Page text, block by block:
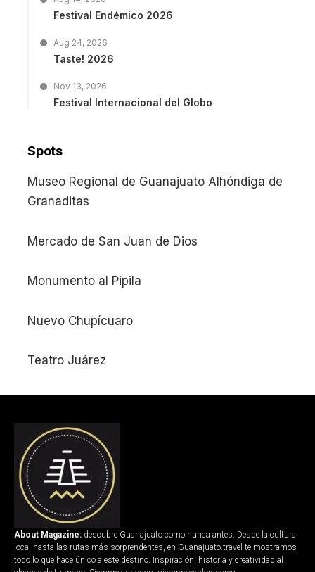
Festival Endémico 2026
Aug 24, 2026
Taste! 2026
Nov 13, 2026
Festival Internacional del Globo
Spots
Museo Regional de Guanajuato Alhóndiga de
Granaditas
Mercado de San Juan de Dios
Monumento al Pipila
Nuevo Chupícuaro
Teatro Juárez
About Magazine: descubre Guanajuato como nunca antes. Desde la cultura
local hasta las rutas más sorprendentes, en Guanajuato.travel te mostramos
todo lo que hace único a este destino. Inspiración, historia y creatividad al